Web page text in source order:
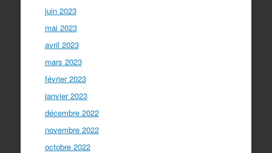
juin 2023
mai 2023
avril 2023
mars 2023
février 2023
janvier 2023
décembre 2022
novembre 2022
octobre 2022